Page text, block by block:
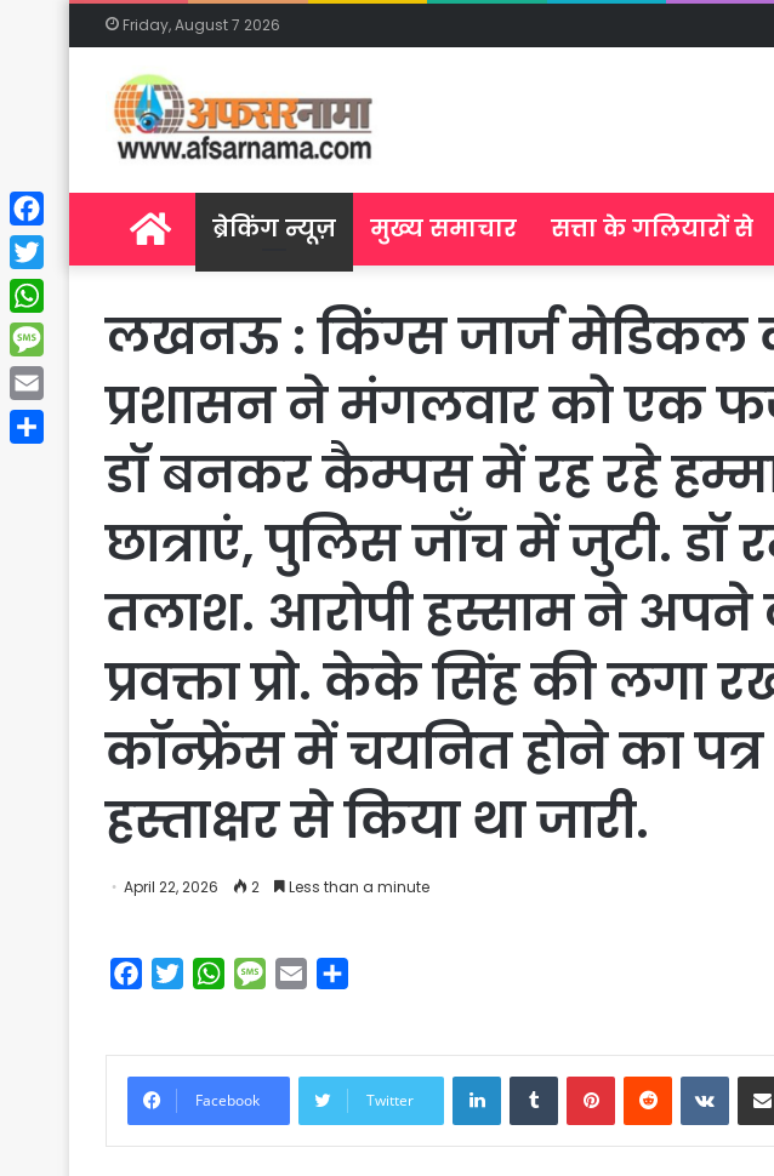
Friday, August 7 2026
Homeब्रेकिंग न्यूज़ मुख्य समाचार सत्ता के गलियारों से
लखनऊ : किंग्स जार्ज मेडिकल
प्रशासन ने मंगलवार को एक
डॉ बनकर कैम्पस में रह रहे
छात्राएं, पुलिस जाँच में जुटी.
तलाश. आरोपी हस्साम ने
प्रवक्ता प्रो. केके सिंह की लगा
कॉन्फ्रेंस में चयनित होने का
हस्ताक्षर से किया था जारी.
April 22, 2026 2 Less than a minute
b
o
e
W
s
A
M
g
Facebook Twitter
LinkedInTumblrPinterestReddit
Facebook
Twitter
WhatsApp
Message
Email